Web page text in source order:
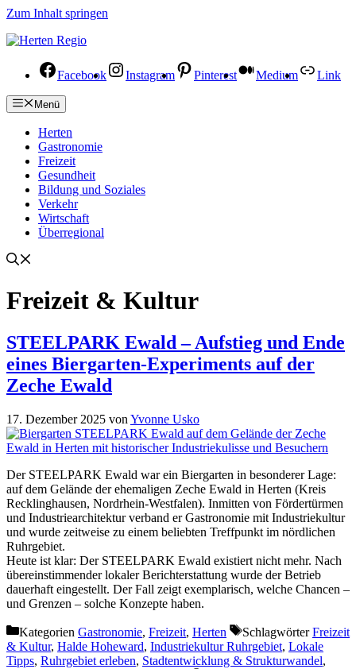
Zum Inhalt springen
Facebook Instagram Pinterest Medium Link
Menü
Herten
Gastronomie
Freizeit
Gesundheit
Bildung und Soziales
Verkehr
Wirtschaft
Überregional
Freizeit & Kultur
STEELPARK Ewald – Aufstieg und Ende
eines Biergarten-Experiments auf der
Zeche Ewald
17. Dezember 2025 von Yvonne Usko
Der STEELPARK Ewald war ein Biergarten in besonderer Lage:
auf dem Gelände der ehemaligen Zeche Ewald in Herten (Kreis
Recklinghausen, Nordrhein-Westfalen). Inmitten von Fördertürmen
und Industriearchitektur verband er Gastronomie mit Industriekultur
und wurde zeitweise zu einem beliebten Treffpunkt im nördlichen
Ruhrgebiet.
Heute ist klar: Der STEELPARK Ewald existiert nicht mehr. Nach
übereinstimmender lokaler Berichterstattung wurde der Betrieb
dauerhaft eingestellt. Der Fall zeigt exemplarisch, welche Chancen –
und Grenzen – solche Konzepte haben.
Kategorien Gastronomie, Freizeit, Herten SchlagwörterFreizeit
& Kultur, Halde Hoheward, Industriekultur Ruhrgebiet, Lokale
Tipps, Ruhrgebiet erleben, Stadtentwicklung & Strukturwandel,